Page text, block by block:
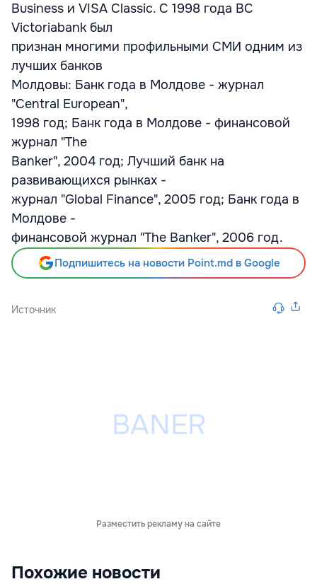
Business и VISA Classic. С 1998 года BC
Victoriabank был
признан многими профильными СМИ одним из
лучших банков
Молдовы: Банк года в Молдове - журнал
"Central European",
1998 год; Банк года в Молдове - финансовой
журнал "The
Banker", 2004 год; Лучший банк на
развивающихся рынках -
журнал "Global Finance", 2005 год; Банк года в
Молдове -
финансовой журнал "The Banker", 2006 год.
Подпишитесь на новости Point.md в Google
Источник
Разместить рекламу на сайте
Похожие новости